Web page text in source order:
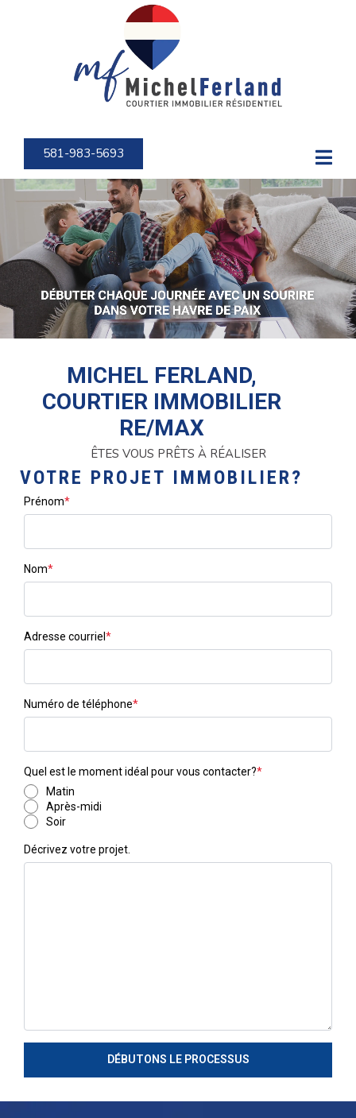
581-983-5693
MICHEL FERLAND,
COURTIER IMMOBILIER
RE/MAX
ÊTES VOUS PRÊTS À RÉALISER
VOTRE PROJET IMMOBILIER?
Prénom*
Nom*
Adresse courriel *
Numéro de téléphone*
Quel est le moment idéal pour vous contacter?*
Matin
Après-midi
Soir
Décrivez votre projet.